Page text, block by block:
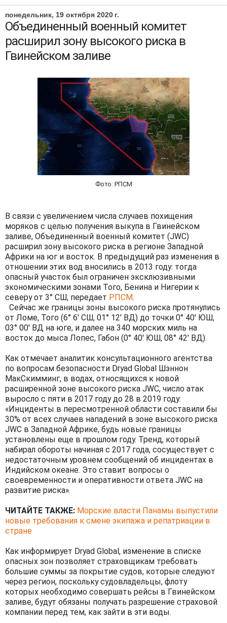
понедельник, 19 октября 2020 г.
Объединенный военный комитет
расширил зону высокого риска в
Гвинейском заливе
Фото: РПСМ
В связи с увеличением числа случаев похищения
моряков с целью получения выкупа в Гвинейском
заливе, Объединенный военный комитет (JWC)
расширил зону высокого риска в регионе Западной
Африки на юг и восток. В предыдущий раз изменения в
отношении этих вод вносились в 2013 году: тогда
опасный участок был ограничен эксклюзивными
экономическими зонами Того, Бенина и Нигерии к
северу от 3° СШ, передает РПСМ.
Сейчас же границы зоны высокого риска протянулись
от Ломе, Того (6° 6′ СШ, 01° 12′ ВД) до точки 0° 40′ ЮШ,
03° 00′ ВД на юге, и далее на 340 морских миль на
восток до мыса Лопес, Габон (0° 40′ ЮШ, 08° 42′ ВД).
Как отмечает аналитик консультационного агентства
по вопросам безопасности Dryad Global Шэннон
МакСкимминг, в водах, относящихся к новой
расширенной зоне высокого риска JWC, число атак
выросло с пяти в 2017 году до 28 в 2019 году:
«Инциденты в пересмотренной области составили бы
30% от всех случаев нападений в зоне высокого риска
JWC в Западной Африке, будь новые границы
установлены еще в прошлом году. Тренд, который
набирал обороты начиная с 2017 года, сосуществует с
недостаточным уровнем сообщений об инцидентах в
Индийском океане. Это ставит вопросы о
своевременности и оперативности ответа JWC на
развитие риска».
ЧИТАЙТЕ ТАКЖЕ: Морские власти Панамы выпустили
новые требования к смене экипажа и репатриации в
стране
Как информирует Dryad Global, изменение в списке
опасных зон позволяет страховщикам требовать
большие суммы за покрытие судов, которые следуют
через регион, поскольку судовладельцы, флоту
которых необходимо совершать рейсы в Гвинейском
заливе, будут обязаны получать разрешение страховой
компании перед тем, как зайти в эти воды.